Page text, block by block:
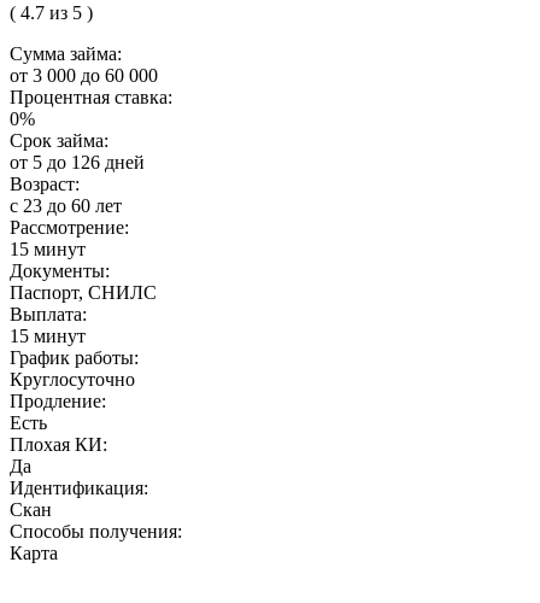
( 4.7 из 5 )
Сумма займа:
от 3 000 до 60 000
Процентная ставка:
0%
Срок займа:
от 5 до 126 дней
Возраст:
с 23 до 60 лет
Рассмотрение:
15 минут
Документы:
Паспорт, СНИЛС
Выплата:
15 минут
График работы:
Круглосуточно
Продление:
Есть
Плохая КИ:
Да
Идентификация:
Скан
Способы получения:
Карта